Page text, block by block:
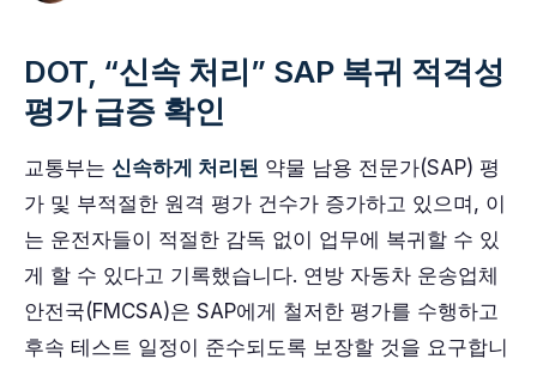
DOT, “신속 처리” SAP 복귀 적격성
평가 급증 확인
교통부는 신속하게 처리된 약물 남용 전문가(SAP) 평
가 및 부적절한 원격 평가 건수가 증가하고 있으며, 이
는 운전자들이 적절한 감독 없이 업무에 복귀할 수 있
게 할 수 있다고 기록했습니다. 연방 자동차 운송업체
안전국(FMCSA)은 SAP에게 철저한 평가를 수행하고
후속 테스트 일정이 준수되도록 보장할 것을 요구합니